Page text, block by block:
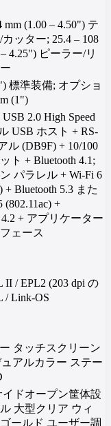
mm (1.00 – 4.50") テ
ッター; 25.4 – 108
4.25") ピーラー/リ
標準装備; オプショ
(1")
2.0 High Speed
USB ホスト + RS-
ル (DB9F) + 10/100
ト + Bluetooth 4.1;
パラレル + Wi-Fi 6
+ Bluetooth 5.3 また
(802.11ac) +
4.2 + アプリケーター
ェース
II / EPL2 (203 dpi の
/ Link-OS
タッチスクリーン
アルカラー ステー
イドオープン筐体設
大型クリア ウィ
ールド ユーザー調